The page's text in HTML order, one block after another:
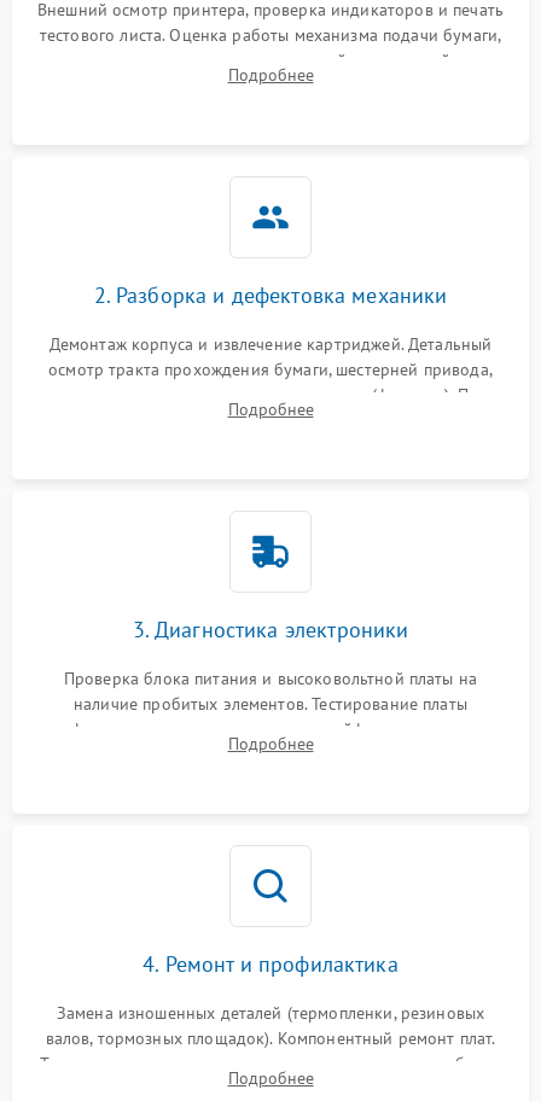
Внешний осмотр принтера, проверка индикаторов и печать
тестового листа. Оценка работы механизма подачи бумаги,
выявление посторонних шумов, замятий и первичный анализ
дефектов печати (полосы, фон, пробелы).
Подробнее
2. Разборка и дефектовка механики
Демонтаж корпуса и извлечение картриджей. Детальный
осмотр тракта прохождения бумаги, шестерней привода,
роликов захвата и узла термозакрепления (фьюзера). Поиск
физического износа и повреждений деталей.
Подробнее
3. Диагностика электроники
Проверка блока питания и высоковольтной платы на
наличие пробитых элементов. Тестирование платы
форматирования, целостности шлейфов, контактов
картриджа и оптопар (датчиков прохождения и наличия
Подробнее
4. Ремонт и профилактика
Замена изношенных деталей (термопленки, резиновых
валов, тормозных площадок). Компонентный ремонт плат.
Тщательная очистка тракта печати, контактов и линз блока
лазера (LSU) от просыпанного тонера и пыли.
Подробнее